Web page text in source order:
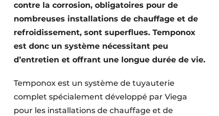
contre la corrosion, obligatoires pour de
nombreuses installations de chauffage et de
refroidissement, sont superflues. Temponox
est donc un système nécessitant peu
d’entretien et offrant une longue durée de vie.
Temponox est un système de tuyauterie
complet spécialement développé par Viega
pour les installations de chauffage et de